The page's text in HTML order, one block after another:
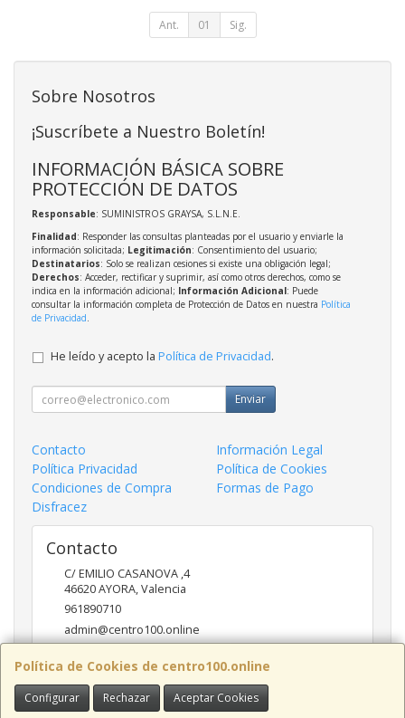
Ant. 01 Sig.
Política de Cookies de centro100.online
Configurar Rechazar Aceptar Cookies
Sobre Nosotros
¡Suscríbete a Nuestro Boletín!
INFORMACIÓN BÁSICA SOBRE
PROTECCIÓN DE DATOS
Responsable: SUMINISTROS GRAYSA, S.L.N.E.
Finalidad: Responder las consultas planteadas por el usuario y enviarle la
información solicitada; Legitimación: Consentimiento del usuario;
Destinatarios: Solo se realizan cesiones si existe una obligación legal;
Derechos: Acceder, rectificar y suprimir, así como otros derechos, como se
indica en la información adicional; Información Adicional: Puede
consultar la información completa de Protección de Datos en nuestra Política
de Privacidad.
He leído y acepto la Política de Privacidad.
Enviar
Contacto
Información Legal
Política Privacidad
Política de Cookies
Condiciones de Compra
Formas de Pago
Disfracez
Contacto
C/ EMILIO CASANOVA ,4
46620AYORA,Valencia
961890710
admin@centro100.online
Horario